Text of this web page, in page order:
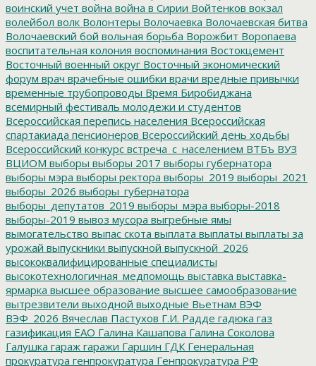
воинский учет война война в Сирии Войтенков вокзал
волейбол волк Волонтеры Волочаевка Волочаевская битва
Волочаевский бой вольная борьба Ворожбит Воропаева
воспитательная колония воспоминания Востокцемент
Восточный военный округ Восточный экономический
форум врач врачебные ошибки врачи вредные привычки
временные трубопроводы Время Биробиджана
всемирный фестиваль молодежи и студентов
Всероссийская перепись населения Всероссийская
спартакиада пенсионеров Всероссийский день ходьбы
Всероссийский конкурс встреча_с_населением ВТБъ ВУЗ
ВЦИОМ выборы выборы 2017 выборы губернатора
выборы мэра выборы ректора выборы_2019 выборы_2021
выборы_2026 выборы_губернатора
выборы_депутатов_2019 выборы_мэра выборы-2018
выборы-2019 вывоз мусора выгребные ямы
вымогательство выпас скота выплата выплаты выплаты за
урожай выпускники выпускной выпускной_2026
высококвалифицированные специалисты
высокотехнологичная_медпомощь выставка выставка-
ярмарка высшее образование высшее самообразование
вытрезвители выходной выходные Вьетнам ВЭФ
ВЭФ_2026 Вячеслав Пастухов Г.И. Радде гадюка газ
газификация ЕАО Галина Кашапова Галина Соколова
Галушка гараж гаражи Гаршин ГДК Генеральная
прокуратура генпрокуратура Генпрокуратура РФ